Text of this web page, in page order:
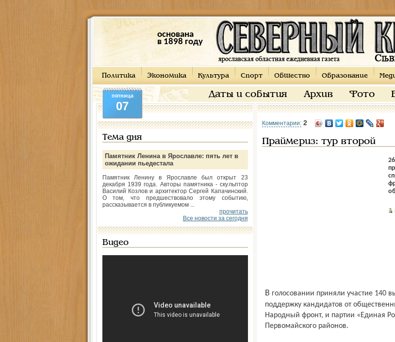
основана
в 1898 году
Политика Экономика Культура Спорт Общество Образование
Даты и события Архив Фото
пятница
07
Тема дня
Памятник Ленина в Ярославле: пять лет в
ожидании пьедестала
Памятник Ленину в Ярославле был открыт 23
декабря 1939 года. Авторы памятника - скульптор
Василий Козлов и архитектор Сергей Капачинский.
О том, что предшествовало этому событию,
рассказывается в публикуемом ...
прочитать
Все новости за сегодня
Видео
Комментарии: 2
Праймериз: тур второй
В голосовании приняли участие 140 выборщиков, уполномоченных голосовать в
поддержку кандидатов от
Народный фронт, и партии «Единая
Первомайского районов.